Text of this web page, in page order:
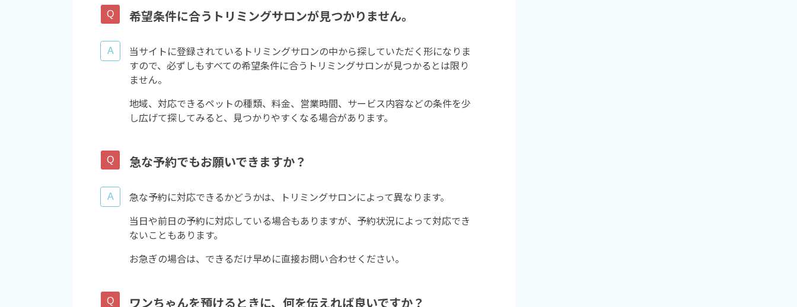
希望条件に合うトリミングサロンが見つかりません。
当サイトに登録されているトリミングサロンの中から探していただく形になりま
すので、必ずしもすべての希望条件に合うトリミングサロンが見つかるとは限り
ません。
地域、対応できるペットの種類、料金、営業時間、サービス内容などの条件を少
し広げて探してみると、見つかりやすくなる場合があります。
急な予約でもお願いできますか？
急な予約に対応できるかどうかは、トリミングサロンによって異なります。
当日や前日の予約に対応している場合もありますが、予約状況によって対応でき
ないこともあります。
お急ぎの場合は、できるだけ早めに直接お問い合わせください。
ワンちゃんを預けるときに、何を伝えれば良いですか？